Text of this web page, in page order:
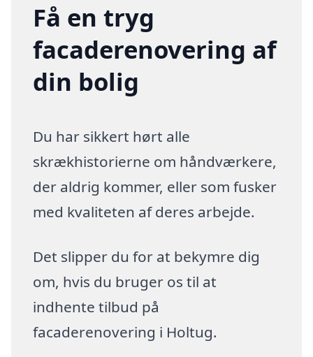
Få en tryg
facaderenovering af
din bolig
Du har sikkert hørt alle
skrækhistorierne om håndværkere,
der aldrig kommer, eller som fusker
med kvaliteten af deres arbejde.
Det slipper du for at bekymre dig
om, hvis du bruger os til at
indhente tilbud på
facaderenovering i Holtug.